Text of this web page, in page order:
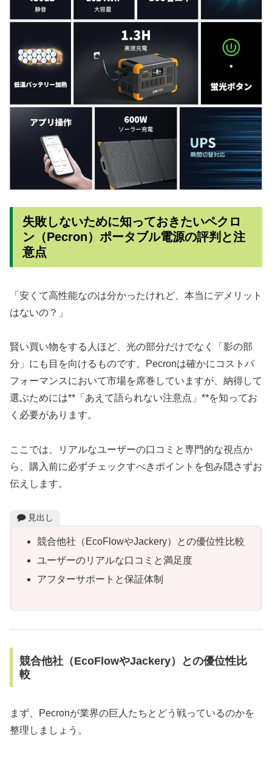
失敗しないために知っておきたいペクロ
ン（Pecron）ポータブル電源の評判と注
意点
「安くて高性能なのは分かったけれど、本当にデメリット
はないの？」
賢い買い物をする人ほど、光の部分だけでなく「影の部
分」にも目を向けるものです。Pecronは確かにコストパ
フォーマンスにおいて市場を席巻していますが、納得して
選ぶためには**「あえて語られない注意点」**を知ってお
く必要があります。
ここでは、リアルなユーザーの口コミと専門的な視点か
ら、購入前に必ずチェックすべきポイントを包み隠さずお
伝えします。
見出し
競合他社（EcoFlowやJackery）との優位性比較
ユーザーのリアルな口コミと満足度
アフターサポートと保証体制
競合他社（EcoFlowやJackery）との優位性比
較
まず、Pecronが業界の巨人たちとどう戦っているのかを
整理しましょう。